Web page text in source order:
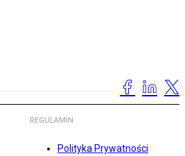
REGULAMIN
Polityka Prywatności